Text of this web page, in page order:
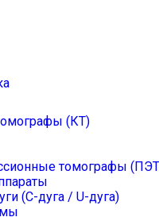
(КТ)
томографы
(С-дуга / U-дуга)